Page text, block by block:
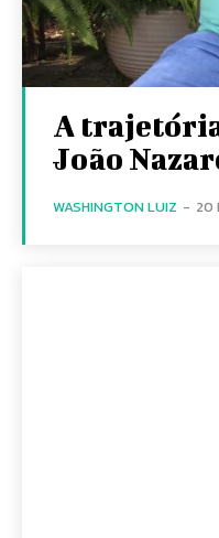
A
João
WASHINGTON LUIZ - 20